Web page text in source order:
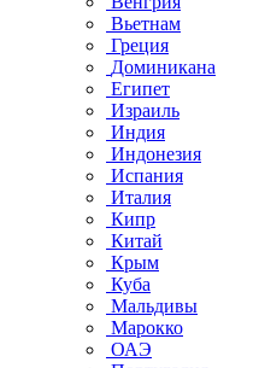
Вьетнам
Греция
Доминикана
Египет
Израиль
Индия
Индонезия
Испания
Италия
Кипр
Китай
Крым
Куба
Мальдивы
Марокко
ОАЭ